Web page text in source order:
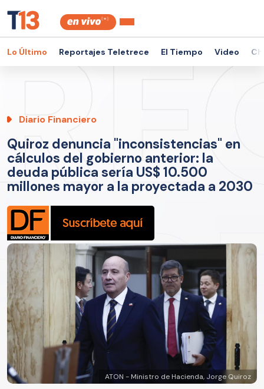
Lo Último Reportajes Teletrece El Tiempo Video
Diario Financiero
Quiroz denuncia "inconsistencias" en
cálculos del gobierno anterior: la
deuda pública sería US$ 10.500
millones mayor a la proyectada a 2030
ATON - Ministro de Hacienda, Jorge Quiroz